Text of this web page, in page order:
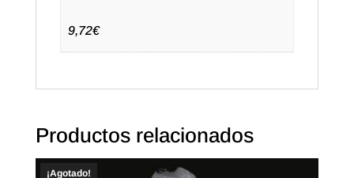
9,72€
Productos relacionados
¡Agotado!